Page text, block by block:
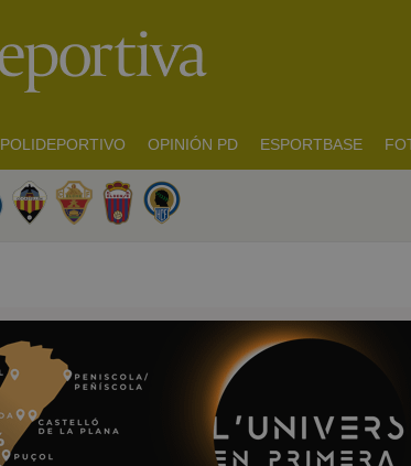
POLIDEPORTIVO OPINIÓN PD ESPORTBASE